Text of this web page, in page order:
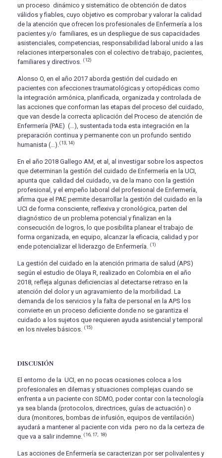
un proceso dinámico y sistemático de obtención de datos
válidos y fiables, cuyo objetivo es comprobar y valorar la calidad
de la atención que ofrecen los profesionales de Enfermería a los
pacientes y/o familiares, es un despliegue de sus capacidades
asistenciales, competencias, responsabilidad laboral unido a las
relaciones interpersonales con el colectivo de trabajo, pacientes,
familiares y directivos.
(12)
Alonso O, en el año 2017 aborda gestión del cuidado en
pacientes con afecciones traumatológicas y ortopédicas como
la integración armónica, planificada, organizada y controlada de
las acciones que conforman las etapas del proceso del cuidado,
que van desde la correcta aplicación del Proceso de atención de
Enfermería (PAE) (…), sustentada toda esta integración en la
preparación continua y permanente con un profundo sentido
humanista (…). (13, 14)
En el año 2018 Gallego AM, et al, al investigar sobre los aspectos
que determinan la gestión del cuidado de Enfermería en la UCI,
apunta que calidad del cuidado, va de la mano con la gestión
profesional, y el empeño laboral del profesional de Enfermería,
afirma que el PAE permite desarrollar la gestión del cuidado en la
UCI de forma consciente, reflexiva y cronológica, parten del
diagnóstico de un problema potencial y finalizan en la
consecución de logros, lo que posibilita planear el trabajo de
forma organizada, en equipo, alcanzar la eficacia, calidad y por
ende potencializar el liderazgo de Enfermería.
(1)
La gestión del cuidado en la atención primaria de salud (APS)
según el estudio de Olaya R, realizado en Colombia en el año
2018, refleja algunas deficiencias al detectarse retraso en la
atención del dolor y un agravamiento de la morbilidad. La
demanda de los servicios y la falta de personal en la APS los
convierte en un proceso deficiente donde no se garantiza el
cuidado a los sujetos que requieren ayuda asistencial y temporal
en los niveles básicos.
(15)
DISCUSIÓN
El entorno de la UCI, en no pocas ocasiones coloca a los
profesionales en dilemas y situaciones complejas cuando se
enfrenta a un paciente con SDMO, poder contar con la tecnología
ya sea blanda (protocolos, directrices, guías de actuación) o
dura (monitores, bombas de infusión, equipos de ventilación)
ayudará a mantener al paciente con vida pero no da la certeza de
que va a salir indemne. (16, 17, 18)
Las acciones de Enfermería se caracterizan por ser polivalentes y